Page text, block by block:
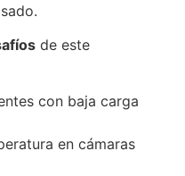
de este
con baja carga
en cámaras